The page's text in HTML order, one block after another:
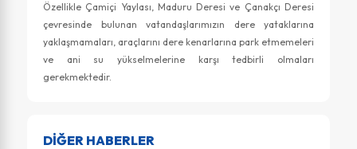
Özellikle Çamiçi Yaylası, Maduru Deresi ve Çanakçı Deresi
çevresinde bulunan vatandaşlarımızın dere yataklarına
yaklaşmamaları, araçlarını dere kenarlarına park etmemeleri
ve ani su yükselmelerine karşı tedbirli olmaları
gerekmektedir.
DİĞER HABERLER